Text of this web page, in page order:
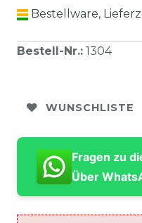
Bestellware,
Bestell-Nr.: 1304
WUNSCHLISTE
Fragen zu
Über